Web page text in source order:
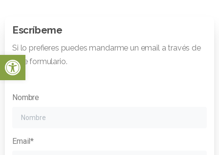
Abrir barra de herramientas
Escríbeme
Si lo prefieres puedes mandarme un email a través de
este formulario.
Nombre
Email*